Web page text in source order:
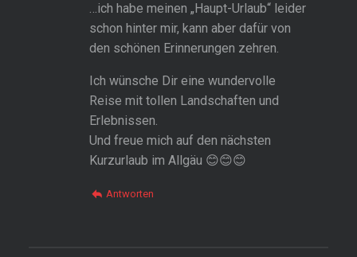
…ich habe meinen „Haupt-Urlaub“ leider
schon hinter mir, kann aber dafür von
den schönen Erinnerungen zehren.
Ich wünsche Dir eine wundervolle
Reise mit tollen Landschaften und
Erlebnissen.
Und freue mich auf den nächsten
Kurzurlaub im Allgäu 😊😊😊
Antworten